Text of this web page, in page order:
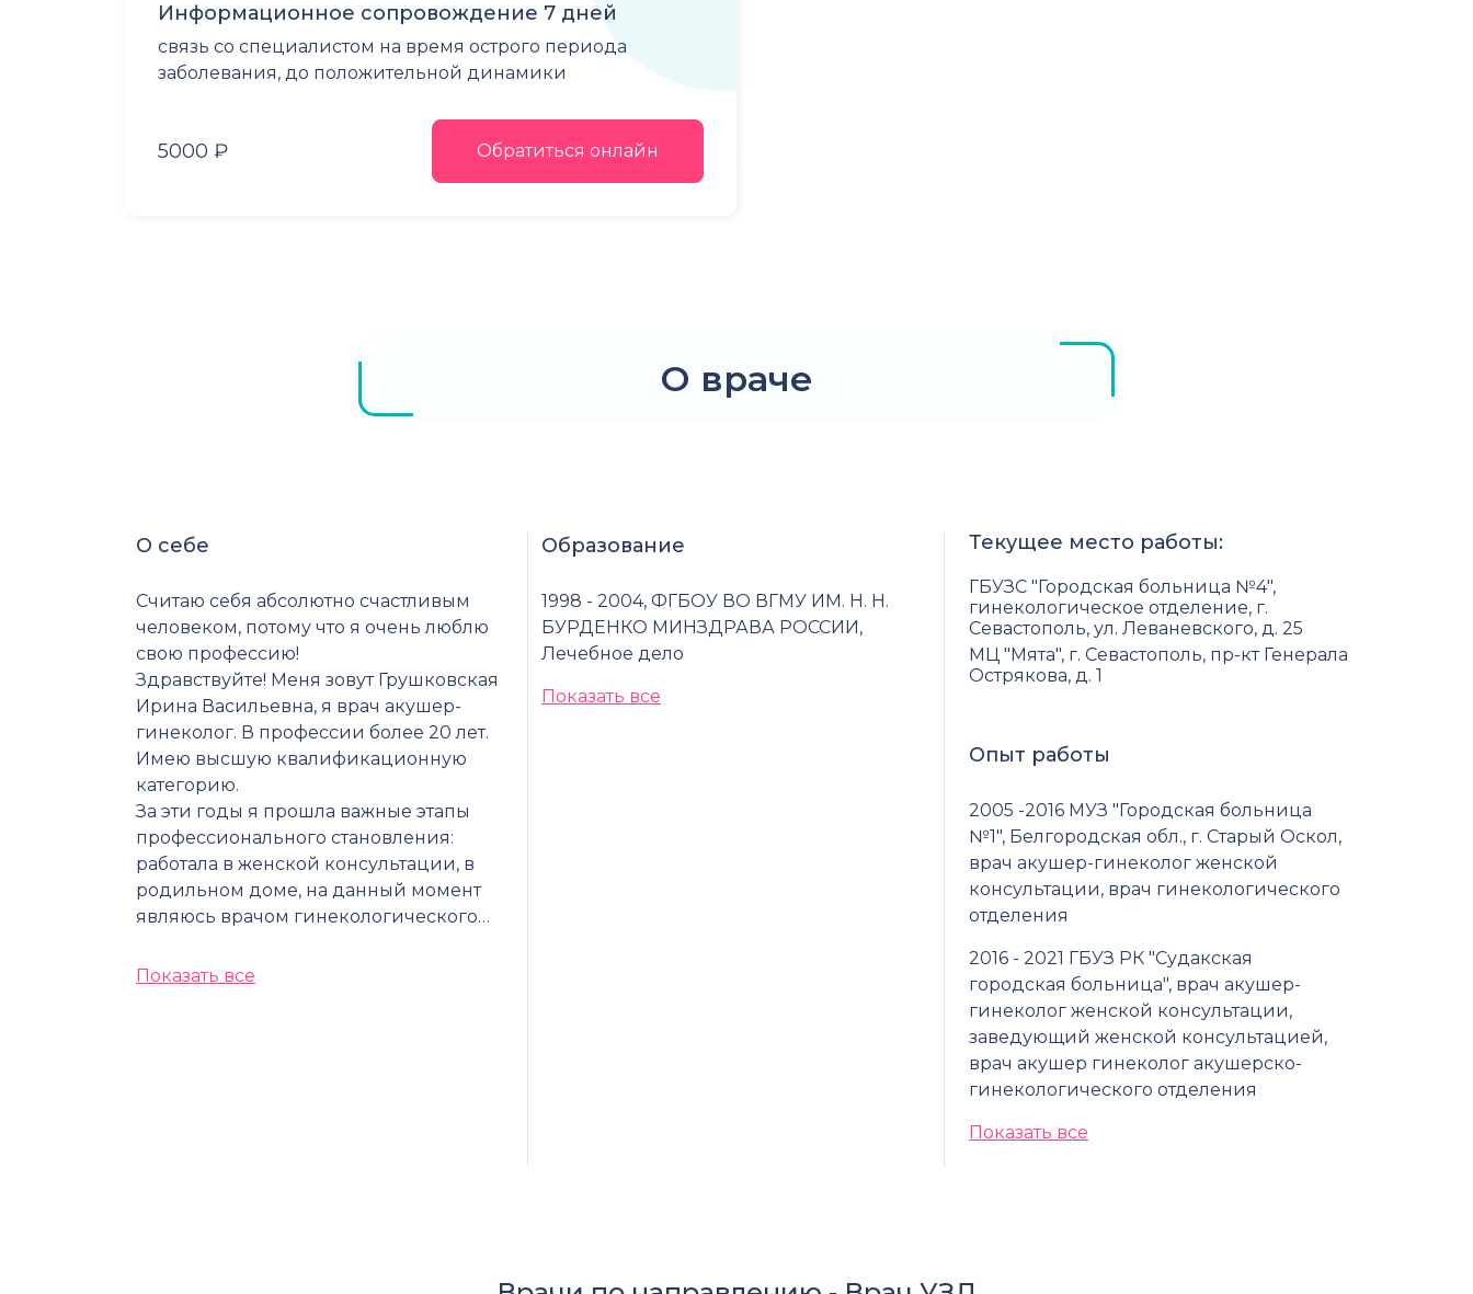
Информационное сопровождение 7 дней
связь со специалистом на время острого периода
заболевания, до положительной динамики
5000 ₽ Обратиться онлайн
О враче
О себе
Считаю себя абсолютно счастливым
человеком, потому что я очень люблю
свою профессию!
Здравствуйте! Меня зовут Грушковская
Ирина Васильевна, я врач акушер-
гинеколог. В профессии более 20 лет.
Имею высшую квалификационную
категорию.
За эти годы я прошла важные этапы
профессионального становления:
работала в женской консультации, в
родильном доме, на данный момент
являюсь врачом гинекологического…
Показать все
Образование
1998 - 2004, ФГБОУ ВО ВГМУ ИМ. Н. Н.
БУРДЕНКО МИНЗДРАВА РОССИИ,
Лечебное дело
Показать все
Текущее место работы:
ГБУЗС "Городская больница №4",
гинекологическое отделение, г.
Севастополь, ул. Леваневского, д. 25
МЦ "Мята", г. Севастополь, пр-кт Генерала
Острякова, д. 1
Опыт работы
2005 -2016 МУЗ "Городская больница
№1", Белгородская обл., г. Старый Оскол,
врач акушер-гинеколог женской
консультации, врач гинекологического
отделения
2016 - 2021 ГБУЗ РК "Судакская
городская больница", врач акушер-
гинеколог женской консультации,
заведующий женской консультацией,
врач акушер гинеколог акушерско-
гинекологического отделения
Показать все